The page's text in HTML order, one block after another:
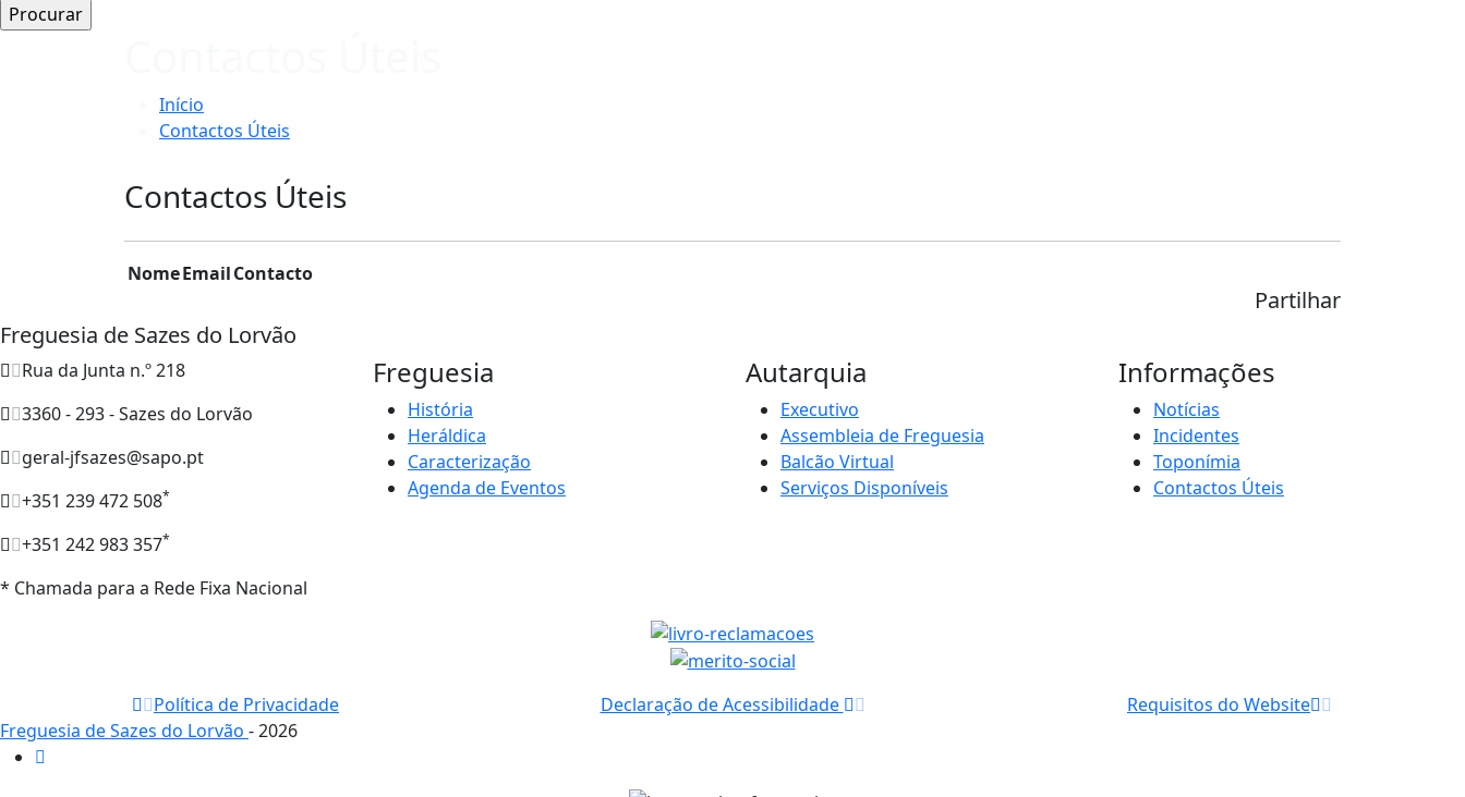
Início
Contactos Úteis
Contactos Úteis
NomeEmailContacto
Partilhar
Freguesia de Sazes do Lorvão
Rua da Junta n.º 218
3360 - 293 - Sazes do Lorvão
geral-jfsazes@sapo.pt
+351 239 472 508*
+351 242 983 357*
* Chamada para a Rede Fixa Nacional
Freguesia
História
Heráldica
Caracterização
Agenda de Eventos
Autarquia
Executivo
Assembleia de Freguesia
Balcão Virtual
Serviços Disponíveis
Informações
Notícias
Incidentes
Toponímia
Contactos Úteis
Política de Privacidade Declaração de Acessibilidade
Requisitos do Website
Freguesia de Sazes do Lorvão - 2026